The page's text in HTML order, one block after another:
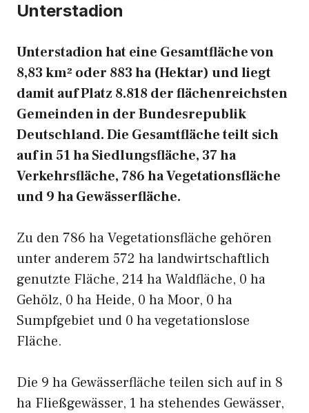
Unterstadion
Unterstadion hat eine Gesamtfläche von
8,83 km² oder 883 ha (Hektar) und liegt
damit auf Platz 8.818 der flächenreichsten
Gemeinden in der Bundesrepublik
Deutschland. Die Gesamtfläche teilt sich
auf in 51 ha Siedlungsfläche, 37 ha
Verkehrsfläche, 786 ha Vegetationsfläche
und 9 ha Gewässerfläche.
Zu den 786 ha Vegetationsfläche gehören
unter anderem 572 ha landwirtschaftlich
genutzte Fläche, 214 ha Waldfläche, 0 ha
Gehölz, 0 ha Heide, 0 ha Moor, 0 ha
Sumpfgebiet und 0 ha vegetationslose
Fläche.
Die 9 ha Gewässerfläche teilen sich auf in 8
ha Fließgewässer, 1 ha stehendes Gewässer,